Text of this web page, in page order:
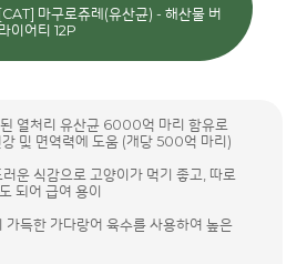
[CAT] 마구로쥬레(유산균) - 해산물 버
라이어티 12P
열처리 유산균 6000억 마리 함유로
강 및 면역력에 도움 (개당 500억 마리)
운 식감으로 고양이가 먹기 좋고, 따로
되어 급여 용이
득한 가다랑어 육수를 사용하여 높은